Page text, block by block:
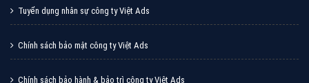
thiệu công ty thiết kế Viet